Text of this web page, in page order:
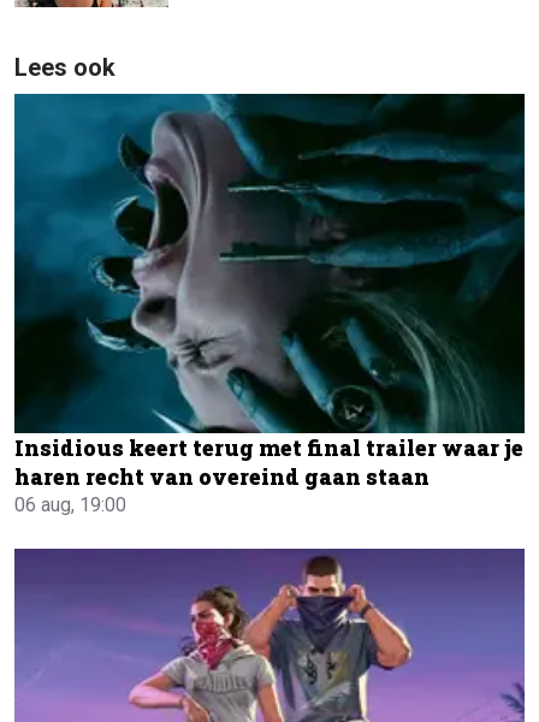
Lees ook
Insidious keert terug met final trailer waar je
haren recht van overeind gaan staan
06 aug, 19:00